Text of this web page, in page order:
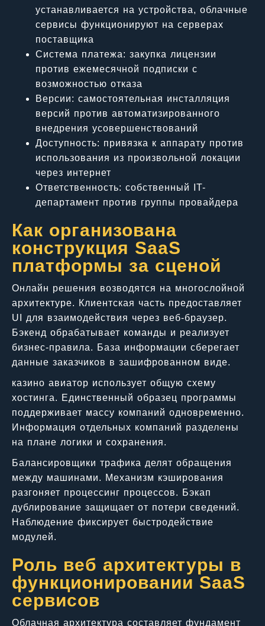
устанавливается на устройства, облачные
сервисы функционируют на серверах
поставщика
Система платежа: закупка лицензии
против ежемесячной подписки с
возможностью отказа
Версии: самостоятельная инсталляция
версий против автоматизированного
внедрения усовершенствований
Доступность: привязка к аппарату против
использования из произвольной локации
через интернет
Ответственность: собственный IT-
департамент против группы провайдера
Как организована
конструкция SaaS
платформы за сценой
Онлайн решения возводятся на многослойной
архитектуре. Клиентская часть предоставляет
UI для взаимодействия через веб-браузер.
Бэкенд обрабатывает команды и реализует
бизнес-правила. База информации сберегает
данные заказчиков в зашифрованном виде.
казино авиатор использует общую схему
хостинга. Единственный образец программы
поддерживает массу компаний одновременно.
Информация отдельных компаний разделены
на плане логики и сохранения.
Балансировщики трафика делят обращения
между машинами. Механизм кэширования
разгоняет процессинг процессов. Бэкап
дублирование защищает от потери сведений.
Наблюдение фиксирует быстродействие
модулей.
Роль веб архитектуры в
функционировании SaaS
сервисов
Облачная архитектура составляет фундамент